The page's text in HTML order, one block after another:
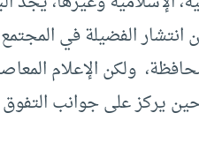
الفضيلة في
ولكن الإعلام
يركز على جوانب